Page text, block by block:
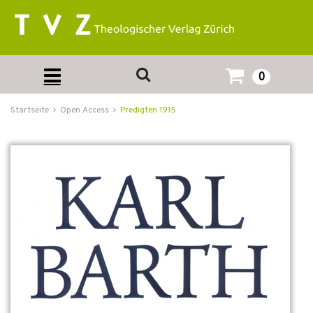
0
Startseite Open Access Predigten 1915